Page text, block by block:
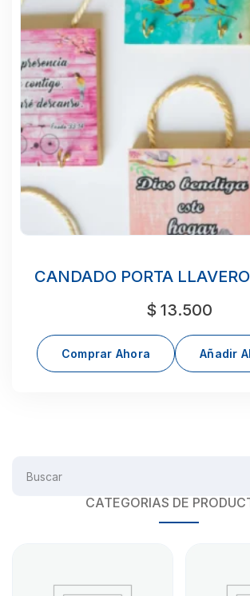
CANDADO PORTA
$ 13.500
Comprar Ahora Añadir
CATEGORIAS DE